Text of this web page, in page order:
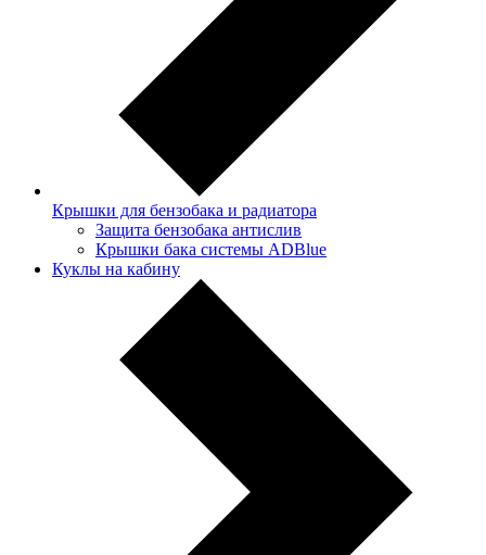
Крышки для бензобака и радиатора
Защита бензобака антислив
Крышки бака системы ADBlue
Куклы на кабину